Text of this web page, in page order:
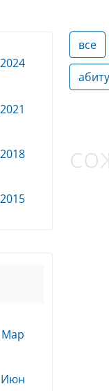
2024
2021
2018
2015
Мар
Июн
все